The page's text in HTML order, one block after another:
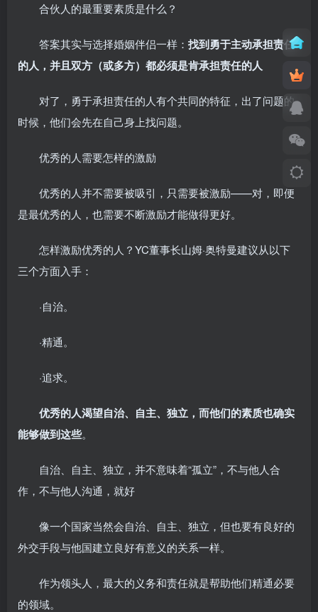
合伙人的最重要素质是什么？
答案其实与选择婚姻伴侣一样： 找到勇于主动承担责任
的人，并且双方（或多方）都必须是肯承担责任的人
对了，勇于承担责任的人有个共同的特征，出了问题的
时候，他们会先在自己身上找问题。
优秀的人需要怎样的激励
优秀的人并不需要被吸引，只需要被激励——对，即便
是最优秀的人，也需要不断激励才能做得更好。
怎样激励优秀的人？YC董事长山姆·奥特曼建议从以下
三个方面入手：
·自治。
·精通。
·追求。
优秀的人渴望自治、自主、独立，而他们的素质也确实
能够做到这些。
自治、自主、独立，并不意味着“孤立”，不与他人合
作，不与他人沟通，就好
像一个国家当然会自治、自主、独立，但也要有良好的
外交手段与他国建立良好有意义的关系一样。
作为领头人，最大的义务和责任就是帮助他们精通必要
的领域。